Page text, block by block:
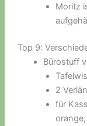
Moritz
Top 9:
Bürostuff
2
für